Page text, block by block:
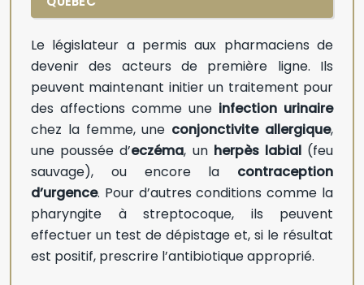
Le législateur a permis aux pharmaciens de
devenir des acteurs de première ligne. Ils
peuvent maintenant initier un traitement pour
des affections comme une infection urinaire
chez la femme, une conjonctivite allergique,
une poussée d’eczéma, un herpès labial(feu
sauvage), ou encore la contraception
d’urgence. Pour d’autres conditions comme la
pharyngite à streptocoque, ils peuvent
effectuer un test de dépistage et, si le résultat
est positif, prescrire l’antibiotique approprié.